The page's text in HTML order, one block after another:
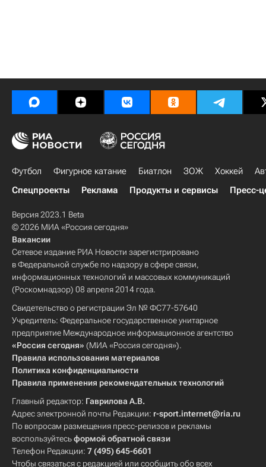
Футбол Фигурное катание Биатлон ЗОЖ Хоккей
Спецпроекты
Реклама Продукты и сервисы Пресс-
Версия 2023.1 Beta
© 2026 МИА «Россия сегодня»
Вакансии
Сетевое издание РИА Новости зарегистрировано
в Федеральной службе по надзору в сфере связи,
информационных технологий и массовых коммуникаций
(Роскомнадзор) 08 апреля 2014 года.
Свидетельство о регистрации Эл № ФС77-57640
Учредитель: Федеральное государственное унитарное
предприятие Международное информационное агентство
«Россия сегодня» (МИА «Россия сегодня»).
Правила использования материалов
Политика конфиденциальности
Правила применения рекомендательных технологий
Главный редактор: Гаврилова А.В.
Адрес электронной почты Редакции: r-sport.internet@ria.ru
По вопросам размещения пресс-релизов и рекламы
воспользуйтесьформой обратной связи
Телефон Редакции: 7 (495) 645-6601
Чтобы связаться с редакцией или сообщить обо всех